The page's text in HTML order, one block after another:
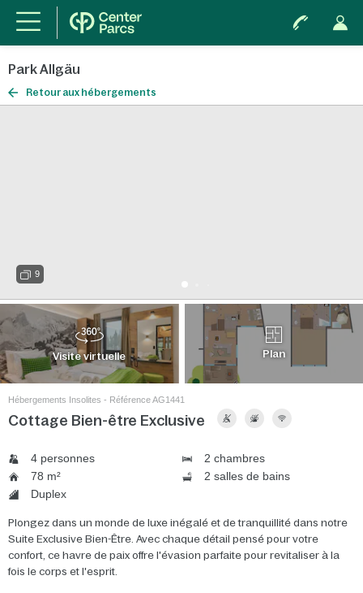
Park Allgäu
Retour aux hébergements
9
Visite virtuelle Plan
Hébergements Insolites - Référence AG1441
Cottage Bien-être Exclusive
4 personnes
2 chambres
78 m²
2 salles de bains
Duplex
Plongez dans un monde de luxe inégalé et de tranquillité dans notre
Suite Exclusive Bien-Être. Avec chaque détail pensé pour votre
confort, ce havre de paix offre l'évasion parfaite pour revitaliser à la
fois le corps et l'esprit.